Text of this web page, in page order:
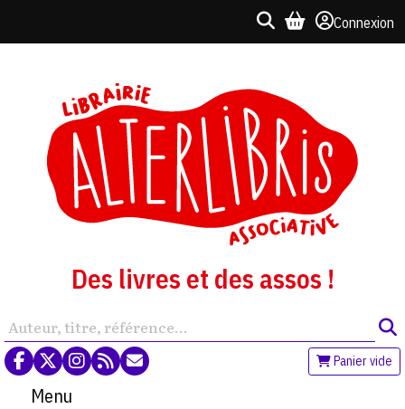
Connexion
Des livres et des assos !
Panier vide
Menu